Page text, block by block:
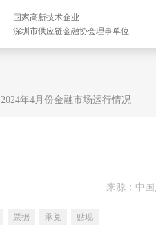
国家高新技术企业
深圳市供应链金融协会理事单位
2024年4月份金融市场运行情况
来源：中
票据 承兑 贴现